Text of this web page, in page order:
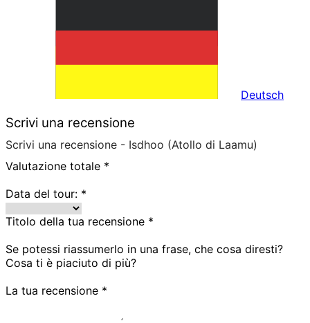
Deutsch
Scrivi una recensione
Scrivi una recensione - Isdhoo (Atollo di Laamu)
Valutazione totale *
Data del tour: *
Titolo della tua recensione *
Se potessi riassumerlo in una frase, che cosa diresti?
Cosa ti è piaciuto di più?
La tua recensione *